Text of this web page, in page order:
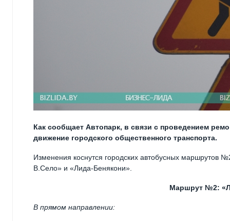
Как сообщает Автопарк, в связи с проведением
движение городского общественного транспорта.
Изменения коснутся городских автобусных
В.Село» и «Лида-Бенякони».
Маршрут №2:
В прямом направлении: